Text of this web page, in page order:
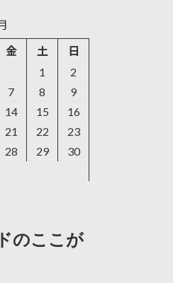
金 土
日
1
2
7 8
9
14 15
16
21 22
23
28 29
30
のここが